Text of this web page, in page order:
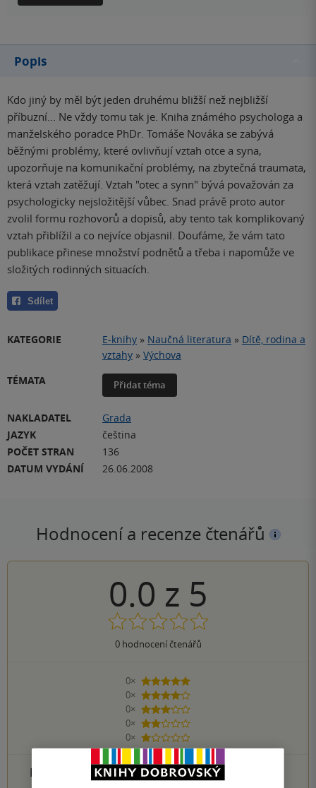
Popis
Kdo jiný by měl být jeden druhému bližší než nejbližší
příbuzní... Ne vždy tomu tak je. Kniha známého psychologa a
manželského poradce PhDr. Tomáše Nováka se zabývá
běžnými problémy, které ovlivňují vztah otce a syna,
upozorňuje na komunikační problémy, na zbytečná traumata,
která vztah zatěžují. Vztah "otec a synn" bývá považován za
psychologicky nejsložitější vůbec. Snad právě proto autor
zvolil formu rozhovorů a dopisů, aby tento tak komplikovaný
vztah přiblížil a co nejvíce objasnil. Doufáme, že vám tato
publikace přinese množství podnětů a třeba i napomůže ve
složitých rodinných situacích.
Sdílet
KATEGORIE E-knihy » Naučná literatura » Dítě, rodina a
vztahy » Výchova
TÉMATA
Přidat téma
NAKLADATEL
Grada
JAZYK
čeština
POČET STRAN
136
DATUM VYDÁNÍ
26.06.2008
Hodnocení a recenze čtenářů
0.0 z 5
0hodnocení čtenářů
0×
5 hvězdiček
0×
4 hvězdičky
0×
3 hvězdičky
0×
2 hvězdičky
0×
1 hvezdička
PŘIDEJTE SVÉ HODNOCENÍ PRODUKTU